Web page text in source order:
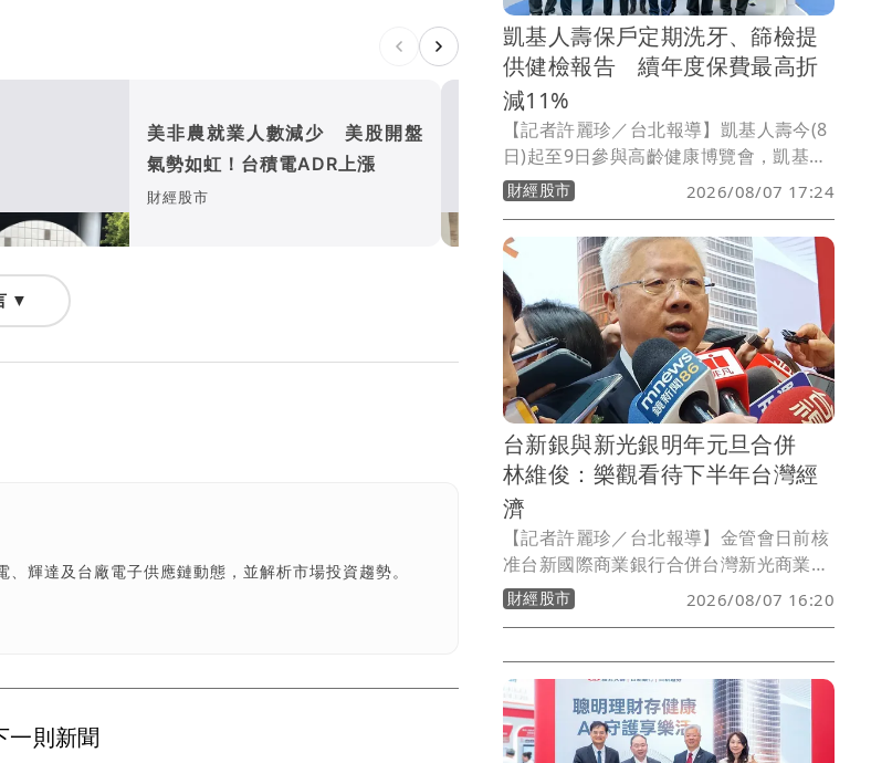
美非農就業人數減少 美股開盤
氣勢如虹！台積電ADR上漲
財經股市
月繳4萬入住全台首座校園
村 台壽規劃買保單可「跳
北中南養生宅
財經股市
▼
輝達及台廠電子供應鏈動態，並解析市場投資趨勢。
一則新聞
凱基人壽保戶定期洗牙、篩檢提
供健檢報告 續年度保費最高折
減11%
【記者許麗珍／台北報導】凱基人壽今(8
日)起至9日參與高齡健康博覽會，凱基人
壽表示將健康促進融入商品設計，導入健
康促進外溢機制，保戶只要定期完成洗
牙、癌症與肝炎篩檢及提供健康檢查報告
等對自身健康有益的項目，即有機會轉化
為續年度保費折減，若再申請電子保單，
最高可享11%續年度保費折減，實踐「越
健康、越有保障」保險新價值。
財經股市 2026/08/07 17:24
台新銀與新光銀明年元旦合併
林維俊：樂觀看待下半年台灣經
濟
【記者許麗珍／台北報導】金管會日前核
准台新國際商業銀行合併台灣新光商業銀
行。台新新光金控（2887）總經理林維俊
今表示，未來證券等子公司也將陸續整
一家規模更大、各項業務發展更加均衡的
金融集團。」展望下半年，他表示現在資
本市場相當活絡，金融業放款也持續成
長，對台灣經濟抱持樂觀。
財經股市 2026/08/07 16:20